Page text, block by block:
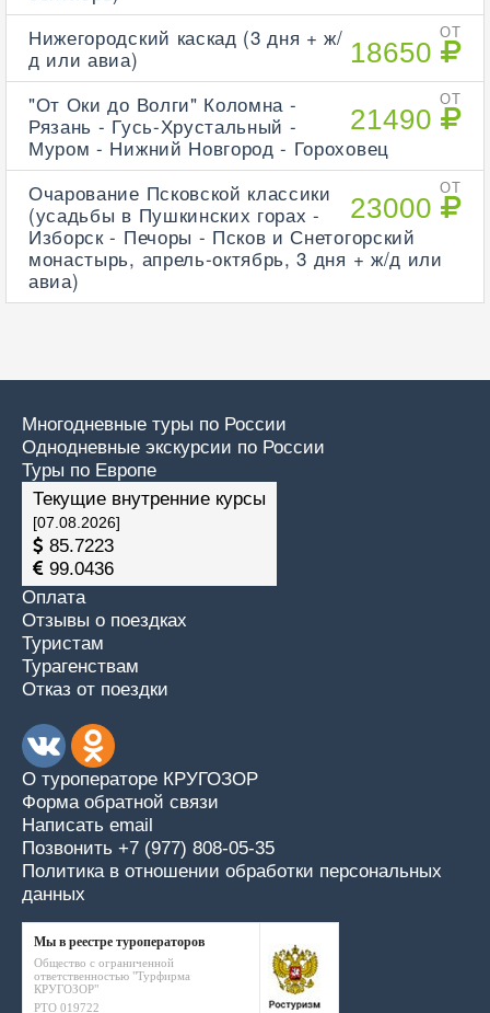
ОТ
18650
Нижегородский каскад (3 дня + ж/
д или авиа)
ОТ
21490
"От Оки до Волги" Коломна -
Рязань - Гусь-Хрустальный -
Муром - Нижний Новгород - Гороховец
ОТ
23000
Очарование Псковской классики
(усадьбы в Пушкинских горах -
Изборск - Печоры - Псков и Снетогорский
монастырь, апрель-октябрь, 3 дня + ж/д или
авиа)
Многодневные туры по России
Однодневные экскурсии по России
Туры по Европе
Текущие внутренние курсы
[07.08.2026]
85.7223
99.0436
Оплата
Отзывы о поездках
Туристам
Турагенствам
Отказ от поездки
О туроператоре КРУГОЗОР
Форма обратной связи
Написать email
Позвонить +7 (977) 808-05-35
Политика в отношении обработки персональных
данных
Мы в реестре туроператоров
Общество с ограниченной
ответственностью "Турфирма
КРУГОЗОР"
РТО 019722